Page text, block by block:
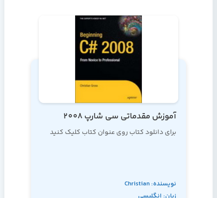
آموزش مقدماتی سی شارپ 2008
برای دانلود کتاب روی عنوان کتاب کلیک کنید
نویسنده: Christian
زبان: انگلیسی